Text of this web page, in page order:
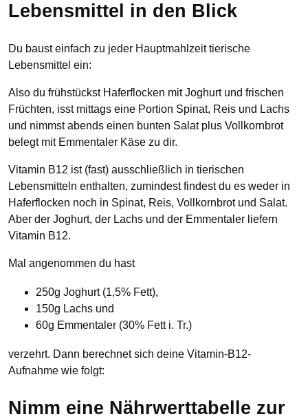
Lebensmittel in den Blick
Du baust einfach zu jeder Hauptmahlzeit tierische
Lebensmittel ein:
Also du frühstückst Haferflocken mit Joghurt und frischen
Früchten, isst mittags eine Portion Spinat, Reis und Lachs
und nimmst abends einen bunten Salat plus Vollkornbrot
belegt mit Emmentaler Käse zu dir.
Vitamin B12 ist (fast) ausschließlich in tierischen
Lebensmitteln enthalten, zumindest findest du es weder in
Haferflocken noch in Spinat, Reis, Vollkornbrot und Salat.
Aber der Joghurt, der Lachs und der Emmentaler liefern
Vitamin B12.
Mal angenommen du hast
250g Joghurt (1,5% Fett),
150g Lachs und
60g Emmentaler (30% Fett i. Tr.)
verzehrt. Dann berechnet sich deine Vitamin-B12-
Aufnahme wie folgt:
Nimm eine Nährwerttabelle zur